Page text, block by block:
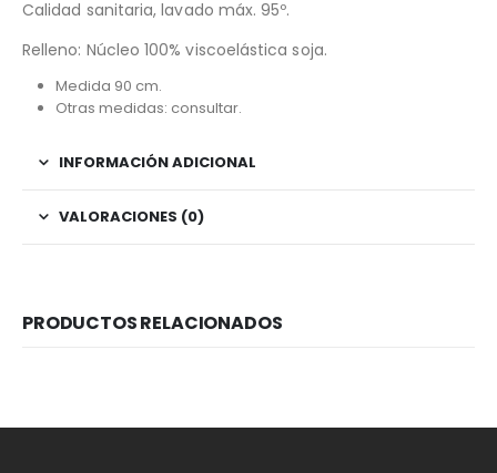
Calidad sanitaria, lavado máx. 95º.
Relleno: Núcleo 100% viscoelástica soja.
Medida 90 cm.
Otras medidas: consultar.
INFORMACIÓN ADICIONAL
VALORACIONES (0)
PRODUCTOS RELACIONADOS